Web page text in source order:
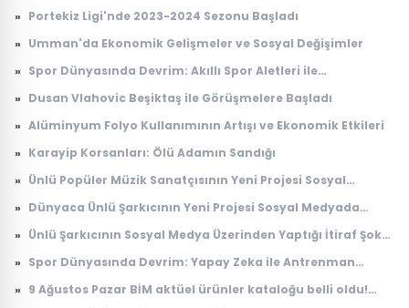
» Portekiz Ligi'nde 2023-2024 Sezonu Başladı
» Umman'da Ekonomik Gelişmeler ve Sosyal Değişimler
» Spor Dünyasında Devrim: Akıllı Spor Aletleri ile
» Dusan Vlahovic Beşiktaş ile Görüşmelere Başladı
» Alüminyum Folyo Kullanımının Artışı ve Ekonomik Etkileri
» Karayip Korsanları: Ölü Adamın Sandığı
» Ünlü Popüler Müzik Sanatçısının Yeni Projesi Sosyal
» Dünyaca Ünlü Şarkıcının Yeni Projesi Sosyal Medyada
» Ünlü Şarkıcının Sosyal Medya Üzerinden Yaptığı İtiraf Şok
» Spor Dünyasında Devrim: Yapay Zeka ile Antrenman
» 9 Ağustos Pazar BİM aktüel ürünler kataloğu belli oldu!